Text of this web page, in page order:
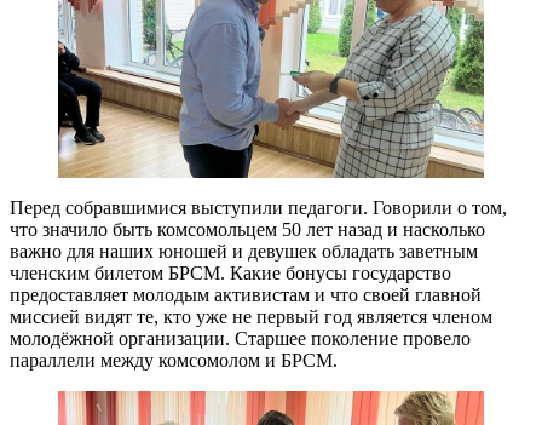
Перед собравшимися выступили педагоги. Говорили о том,
что значило быть комсомольцем 50 лет назад и насколько
важно для наших юношей и девушек обладать заветным
членским билетом БРСМ. Какие бонусы государство
предоставляет молодым активистам и что своей главной
миссией видят те, кто уже не первый год является членом
молодёжной организации. Старшее поколение провело
параллели между комсомолом и БРСМ.